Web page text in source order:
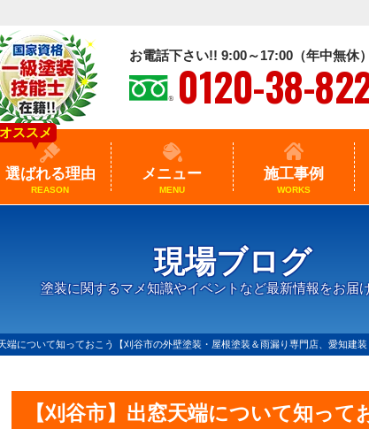
お電話下さい!! 9:00～17:00（年中無休）
0120-38-
選ばれる理由
REASON
オススメ
メニュー
MENU
施工事例
WORKS
現場ブログ
塗装に関するマメ知識やイベントなど最新情報をお届
端について知っておこう【刈谷市の外壁塗装・屋根塗装＆雨漏り専門店、愛知建装
【刈谷市】出窓天端について知っ